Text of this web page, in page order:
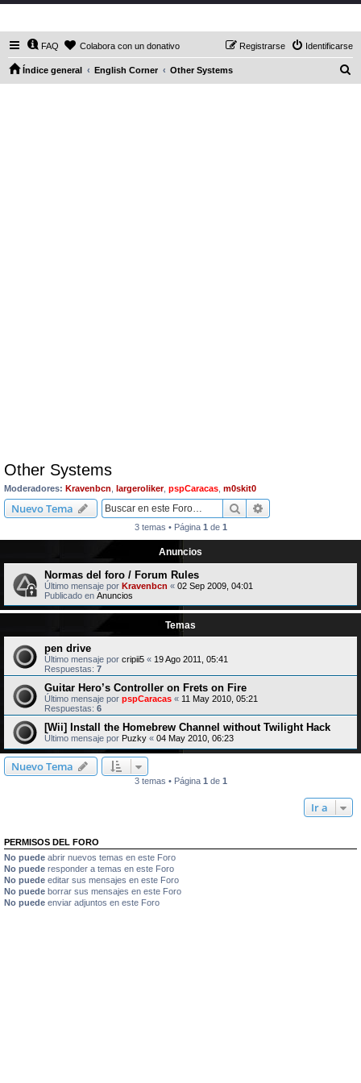
FAQ Colabora con un donativo Identificarse
Registrarse
Índice general English Corner Other Systems
Other Systems
Moderadores: Kravenbcn largeroliker, pspCaracas m0skit0
Nuevo Tema Buscar
3 temas • Página 1 de 1
Anuncios
Normas del foro / Forum Rules
Último mensaje por Kravenbcn « 02 Sep 2009, 04:01
Publicado en Anuncios
Temas
pen drive
Último mensaje por cripii5 « 19 Ago 2011, 05:41
Respuestas: 7
Guitar Hero’s Controller on Frets on Fire
Último mensaje por pspCaracas « 11 May 2010, 05:21
Respuestas: 6
[Wii] Install the Homebrew Channel without Twilight Hack
Último mensaje por Puzky « 04 May 2010, 06:23
Nuevo Tema
3 temas • Página 1 de 1
Ir a
PERMISOS DEL FORO
No puede abrir nuevos temas en este Foro
No puede responder a temas en este Foro
No puede editar sus mensajes en este Foro
No puede borrar sus mensajes en este Foro
No puede enviar adjuntos en este Foro